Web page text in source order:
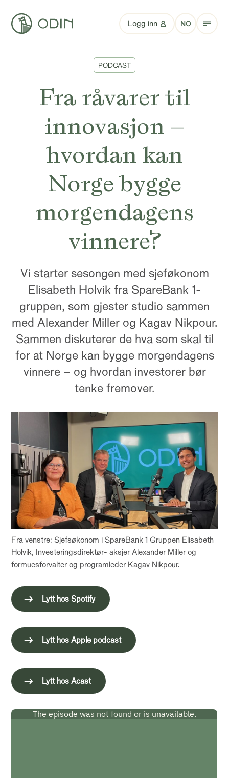
Logg inn NO
PODCAST
Fra råvarer til
innovasjon –
hvordan kan
Norge bygge
morgendagens
vinnere?
Vi starter sesongen med sjeføkonom
Elisabeth Holvik fra SpareBank 1-
gruppen, som gjester studio sammen
med Alexander Miller og Kagav Nikpour.
Sammen diskuterer de hva som skal til
for at Norge kan bygge morgendagens
vinnere – og hvordan investorer bør
tenke fremover.
Fra venstre: Sjefsøkonom i SpareBank 1 Gruppen Elisabeth
Holvik, Investeringsdirektør- aksjer Alexander Miller og
formuesforvalter og programleder Kagav Nikpour.
Lytt hos Spotify
Lytt hos Apple podcast
Lytt hos Acast